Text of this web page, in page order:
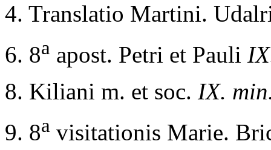
4. Translatio Martini.
6. 8a apost. Petri et Pauli
8. Kiliani m. et soc. IX.
9. 8a visitationis Marie.